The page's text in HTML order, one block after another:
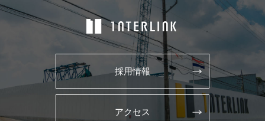
採用情報
アクセス